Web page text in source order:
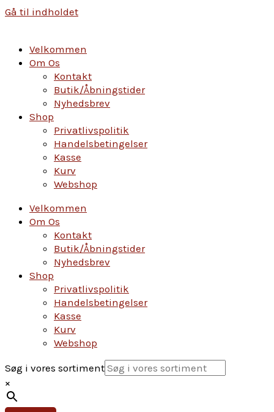
Gå til indholdet
Velkommen
Om Os
Kontakt
Butik/Åbningstider
Nyhedsbrev
Shop
Privatlivspolitik
Handelsbetingelser
Kasse
Kurv
Webshop
Velkommen
Om Os
Kontakt
Butik/Åbningstider
Nyhedsbrev
Shop
Privatlivspolitik
Handelsbetingelser
Kasse
Kurv
Webshop
Søg i vores sortiment
×